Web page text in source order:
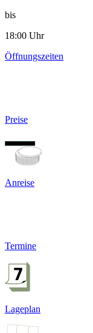
bis
18:00 Uhr
Öffnungszeiten
Preise
Anreise
Termine
Lageplan